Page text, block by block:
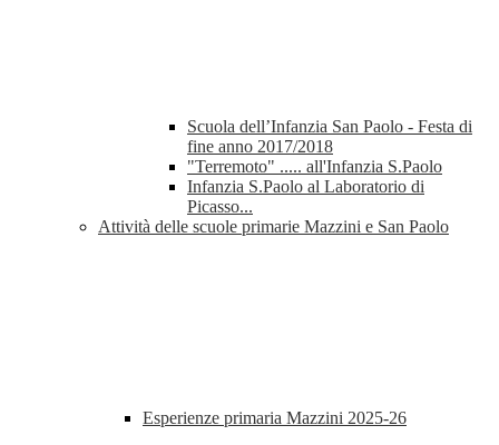
Scuola dell’Infanzia San Paolo - Festa di
fine anno 2017/2018
"Terremoto" ..... all'Infanzia S.Paolo
Infanzia S.Paolo al Laboratorio di
Picasso...
Attività delle scuole primarie Mazzini e San Paolo
Esperienze primaria Mazzini 2025-26